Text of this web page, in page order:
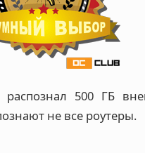
распознал 500 ГБ
не все роутеры.